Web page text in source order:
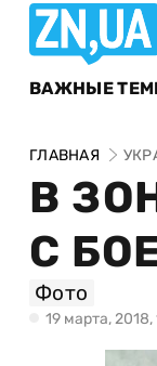
ВАЖНЫЕ
ГЛАВНАЯ
В
С
Фото
19 марта, 2018,